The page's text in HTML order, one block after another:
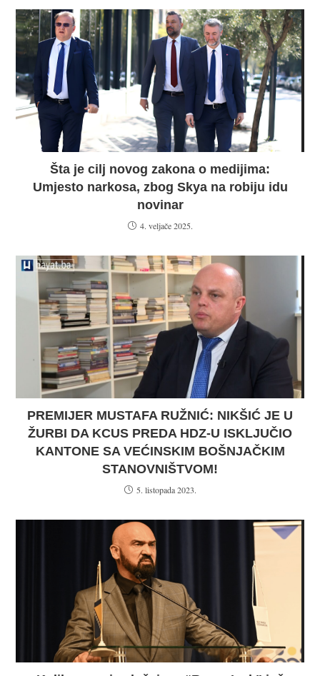
Šta je cilj novog zakona o medijima:
Umjesto narkosa, zbog Skya na robiju idu
novinar
4. veljače 2025.
PREMIJER MUSTAFA RUŽNIĆ: NIKŠIĆ JE U
ŽURBI DA KCUS PREDA HDZ-U ISKLJUČIO
KANTONE SA VEĆINSKIM BOŠNJAČKIM
STANOVNIŠTVOM!
5. listopada 2023.